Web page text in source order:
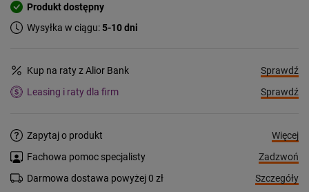
Produkt dostępny
Wysyłka w ciągu:5-10 dni
Kup na raty z Alior Bank
Sprawdź
Leasing i raty dla firm
Sprawdź
Zapytaj o produkt
Więcej
Fachowa pomoc specjalisty
Zadzwoń
Darmowa dostawa powyżej 0 zł
Szczegóły